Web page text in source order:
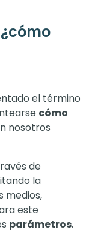
el término
cómo
nosotros
de
la
medios,
este
parámetros.